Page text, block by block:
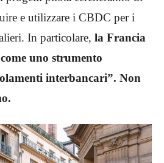
e utilizzare i CBDC per i
In particolare, la Francia
uno strumento
interbancari”. Non